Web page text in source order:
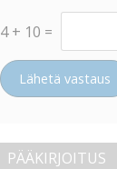
4 + 10 =
Lähetä vastaus
PÄÄKIRJOITUS